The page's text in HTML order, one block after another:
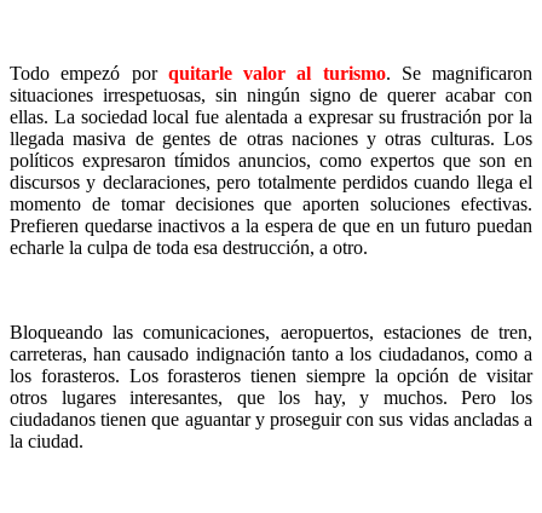
Todo empezó por quitarle valor al turismo. Se magnificaron
situaciones irrespetuosas, sin ningún signo de querer acabar con
ellas. La sociedad local fue alentada a expresar su frustración por la
llegada masiva de gentes de otras naciones y otras culturas. Los
políticos expresaron tímidos anuncios, como expertos que son en
discursos y declaraciones, pero totalmente perdidos cuando llega el
momento de tomar decisiones que aporten soluciones efectivas.
Prefieren quedarse inactivos a la espera de que en un futuro puedan
echarle la culpa de toda esa destrucción, a otro.
Bloqueando las comunicaciones, aeropuertos, estaciones de tren,
carreteras, han causado indignación tanto a los ciudadanos, como a
los forasteros. Los forasteros tienen siempre la opción de visitar
otros lugares interesantes, que los hay, y muchos. Pero los
ciudadanos tienen que aguantar y proseguir con sus vidas ancladas a
la ciudad.